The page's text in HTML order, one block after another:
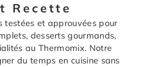
Recette
testées et approuvées pour
desserts gourmands,
au Thermomix. Notre
du temps en cuisine sans